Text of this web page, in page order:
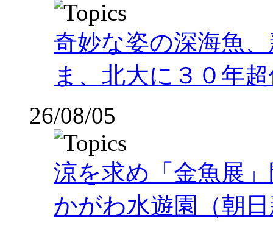
奇妙な姿の深海魚
ま、北大に３０年
26/08/05
涼を求め「金魚展
かがわ水遊園（朝